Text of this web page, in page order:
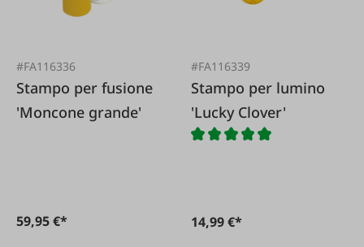
#FA116336
Stampo per fusione
'Moncone grande'
59,95 €*
#FA116339
Stampo per lumino
'Lucky Clover'
14,99 €*